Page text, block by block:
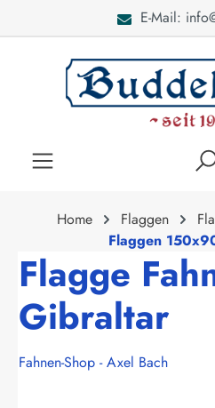
E-Mail:
Home Flaggen
Flaggen
Flagge
Gibraltar
Fahnen-Shop - Axel Bach